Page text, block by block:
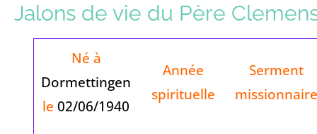
Jalons de vie du Père
Né à
Dormettingen
le 02/06/1940
Année
spirituelle
Serment
missionnaire